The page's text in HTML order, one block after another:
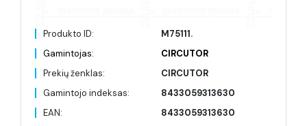
Produkto ID:
M75111.
Gamintojas:
CIRCUTOR
Prekių ženklas:
CIRCUTOR
Gamintojo indeksas:
8433059313630
EAN:
8433059313630